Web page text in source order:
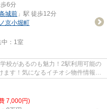
歩6分
城前 」駅 徒歩12分
京小堀町
： 1室
校があるのも魅力！2駅利用可能の
す！気になるイチオシ物件情報：
7,000円)